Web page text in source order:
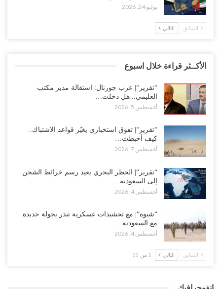
يوليو 24, 2026
السابق التالي
الأكــثر قراءة خلال اسبوع
“تقرير“| عرب جورنال: استقالة مدير مكتب
العليمي.. هل دخلت…
أغسطس 5, 2026
“تقرير“| تفوق استخباري يغيّر قواعد الاشتباك..
كيف أحبطت…
أغسطس 7, 2026
“تقرير“| الحظر البحري يعيد رسم خرائط الشحن
إلى السعودية..…
أغسطس 4, 2026
“شبوة“| مع تحشيدات عسكرية تنذر بجولة جديدة
مع السعودية..…
أغسطس 4, 2026
السابق التالي 1 من 11